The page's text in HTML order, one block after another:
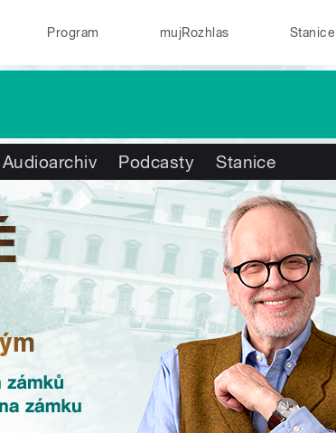
Program mujRozhlas Stanice
Audioarchiv Podcasty Stanice